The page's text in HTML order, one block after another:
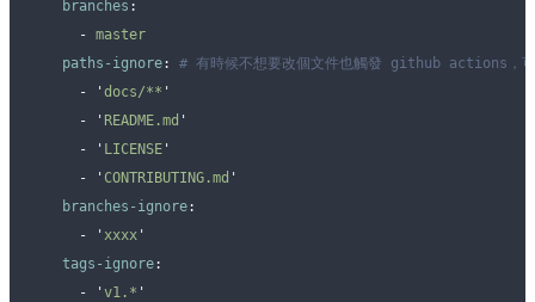
    branches
:
      -
master
    paths-ignore
:
# 有時候不想要改個文件也觸發 github actions，
      -
'docs/** '
      -
' README.md '
      -
' LICENSE '
      -
' CONTRIBUTING.md '
    branches-ignore
:
      -
' xxxx '
    tags-ignore
:
      -
'v1.* '